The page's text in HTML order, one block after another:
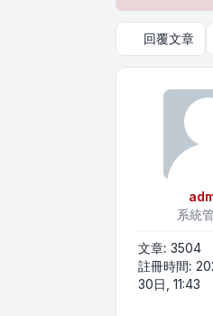
回覆文章
系統
文章: 3504
註冊時間:
30日, 11:43